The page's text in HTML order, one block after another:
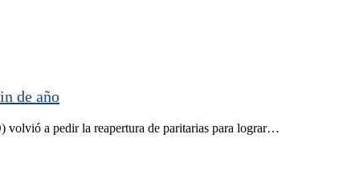
de año
a pedir la reapertura de paritarias para lograr…